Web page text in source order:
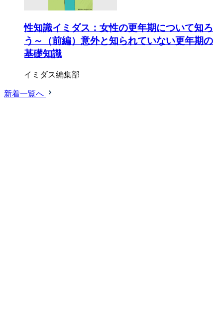
性知識イミダス：女性の更年期について知ろ
う～（前編）意外と知られていない更年期の
基礎知識
イミダス編集部
新着一覧へ